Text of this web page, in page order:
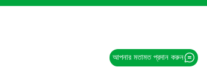
আপনার মতামত প্রদান করুন